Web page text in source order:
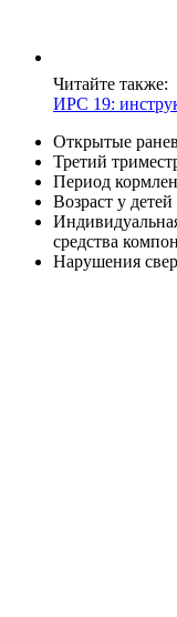
Читайте также:
ИРС 19:
Открытые
Третий
Период
Возраст у детей
средства
Нарушения